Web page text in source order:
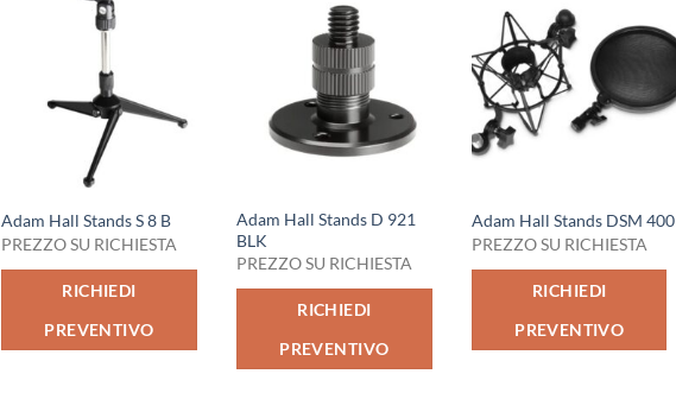
Adam Hall Stands S 8 B
PREZZO SU RICHIESTA
RICHIEDI
PREVENTIVO
Adam Hall Stands D 921
BLK
PREZZO SU RICHIESTA
RICHIEDI
PREVENTIVO
Adam Hall Stands DSM 400
PREZZO SU RICHIESTA
RICHIEDI
PREVENTIVO